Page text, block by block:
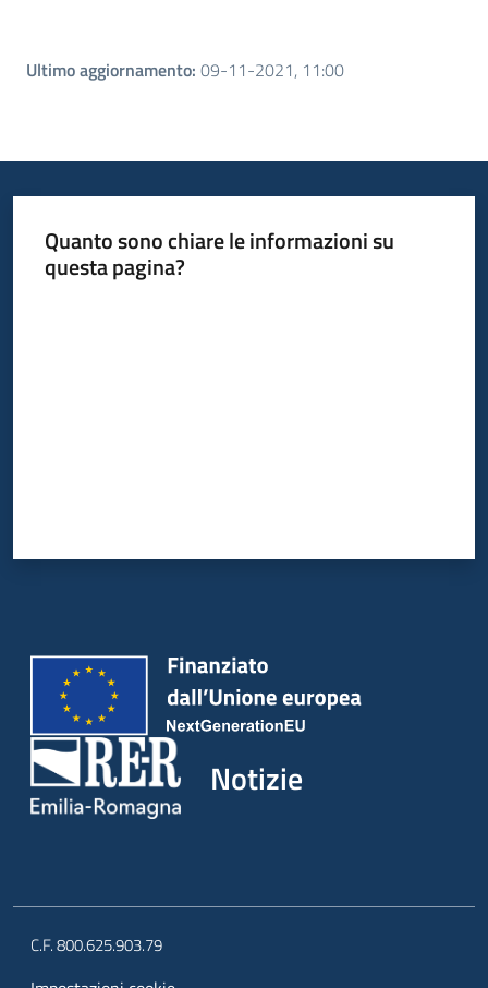
Ultimo aggiornamento: 09-11-2021, 11:00
Quanto sono chiare le informazioni su
questa pagina?
Notizie
C.F. 800.625.903.79